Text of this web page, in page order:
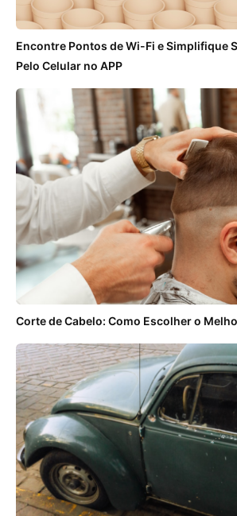
Encontre Pontos de Wi-Fi e Simplifique
Pelo Celular no APP
Corte de Cabelo: Como Escolher o